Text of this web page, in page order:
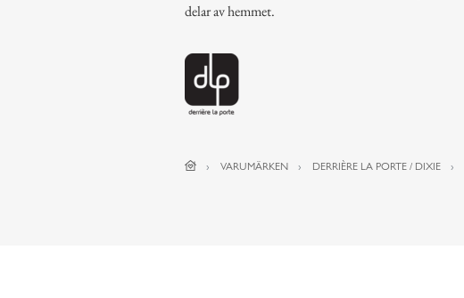
delar av hemmet.
VARUMÄRKEN DERRIÈRE LA PORTE / DIXIE